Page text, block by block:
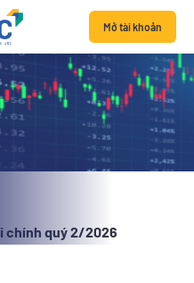
Mở tài khoản
chính quý 2/2026